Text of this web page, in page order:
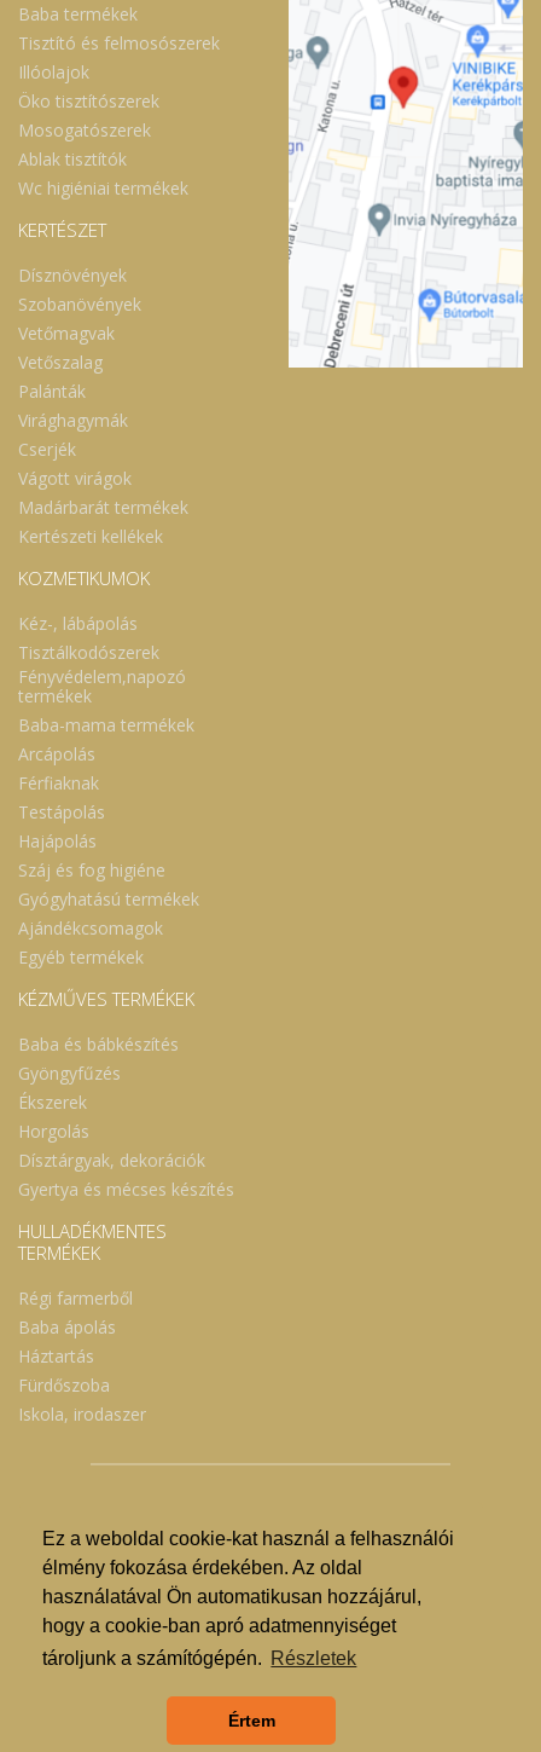
Ez a weboldal cookie-kat használ a felhasználói
élmény fokozása érdekében. Az oldal
használatával Ön automatikusan hozzájárul,
hogy a cookie-ban apró adatmennyiséget
tároljunk a számítógépén. Részletek
Értem
Baba termékek
Tisztító és felmosószerek
Illóolajok
Öko tisztítószerek
Mosogatószerek
Ablak tisztítók
Wc higiéniai termékek
KERTÉSZET
Dísznövények
Szobanövények
Vetőmagvak
Vetőszalag
Palánták
Virághagymák
Cserjék
Vágott virágok
Madárbarát termékek
Kertészeti kellékek
KOZMETIKUMOK
Kéz-, lábápolás
Tisztálkodószerek
Fényvédelem,napozó
termékek
Baba-mama termékek
Arcápolás
Férfiaknak
Testápolás
Hajápolás
Száj és fog higiéne
Gyógyhatású termékek
Ajándékcsomagok
Egyéb termékek
KÉZMŰVES TERMÉKEK
Baba és bábkészítés
Gyöngyfűzés
Ékszerek
Horgolás
Dísztárgyak, dekorációk
Gyertya és mécses készítés
HULLADÉKMENTES
TERMÉKEK
Régi farmerből
Baba ápolás
Háztartás
Fürdőszoba
Iskola, irodaszer
© Nyíregyházi Kosár Közösség 2019.
Hogyan lehet vásárolni?
GDPR
ÁSZF